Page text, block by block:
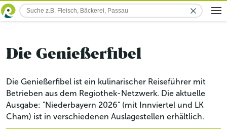
Die Genießerfibel
Die Genießerfibel ist ein kulinarischer Reiseführer mit
Betrieben aus dem Regiothek-Netzwerk. Die aktuelle
Ausgabe: "Niederbayern 2026" (mit Innviertel und LK
Cham) ist in verschiedenen Auslagestellen erhältlich.